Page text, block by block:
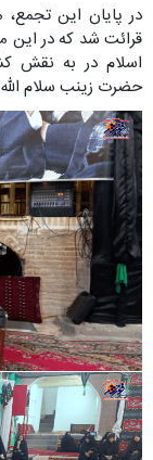
در پایان این تجمع،
قرائت شد که در این
اسلام در به نقش
حضرت زینب سلام